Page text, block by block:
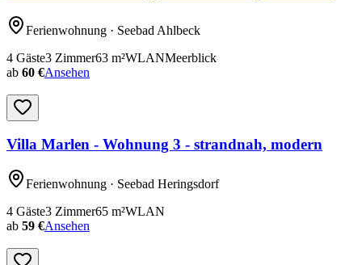
Ferienwohnung · Seebad Ahlbeck
4 Gäste3 Zimmer63 m²WLANMeerblick
ab 60 €Ansehen
Villa Marlen - Wohnung 3 - strandnah, modern
Ferienwohnung · Seebad Heringsdorf
4 Gäste3 Zimmer65 m²WLAN
ab 59 €Ansehen